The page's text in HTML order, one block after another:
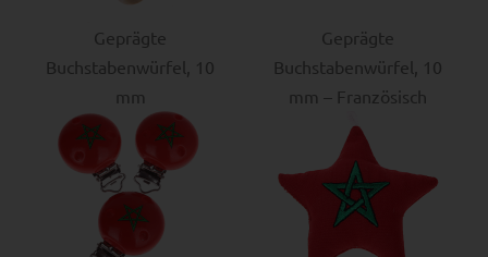
Geprägte
Buchstabenwürfel, 10
mm
Geprägte
Buchstabenwürfel, 10
mm – Französisch